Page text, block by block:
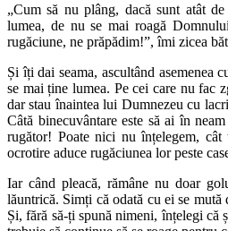
„Cum să nu plâng, dacă sunt atât
lumea, de nu se mai roagă
rugăciune, ne prăpădim!”, îmi zicea
Și îți dai seama, ascultând asemenea
se mai ține lumea. Pe cei care nu fac
dar stau înaintea lui Dumnezeu cu
Câtă binecuvântare este să ai în
rugător! Poate nici nu înțelegem,
ocrotire aduce rugăciunea lor peste
Iar când pleacă, rămâne nu doar
lăuntrică. Simți că odată cu ei se
Și, fără să-ți spună nimeni, înțelegi că